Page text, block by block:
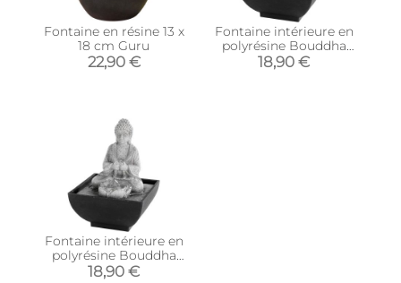
Fontaine en résine 13 x
18 cm Guru
22,90 €
Fontaine intérieure en
polyrésine Bouddha
assis
18,90 €
Fontaine intérieure en
polyrésine Bouddha
assis
18,90 €